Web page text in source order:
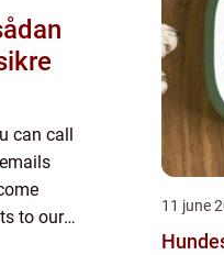
can call
to our
11 june